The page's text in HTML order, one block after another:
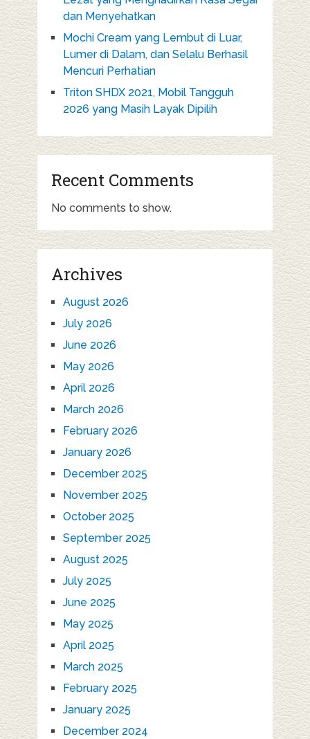
dan Menyehatkan
Mochi Cream yang Lembut di Luar,
Lumer di Dalam, dan Selalu Berhasil
Mencuri Perhatian
Triton SHDX 2021, Mobil Tangguh
2026 yang Masih Layak Dipilih
Recent Comments
No comments to show.
Archives
August 2026
July 2026
June 2026
May 2026
April 2026
March 2026
February 2026
January 2026
December 2025
November 2025
October 2025
September 2025
August 2025
July 2025
June 2025
May 2025
April 2025
March 2025
February 2025
January 2025
December 2024